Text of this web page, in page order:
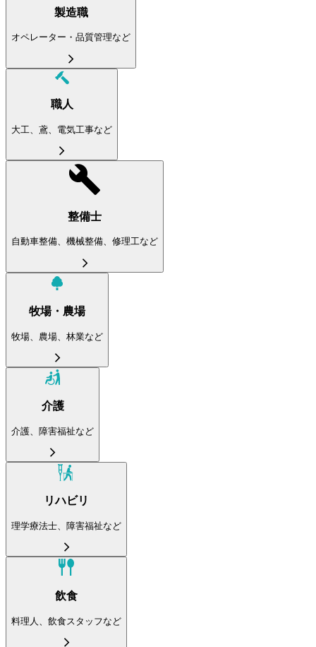
製造職
オペレーター・品質管理など
職人
大工、鳶、電気工事など
整備士
自動車整備、機械整備、修理工など
牧場・農場
牧場、農場、林業など
介護
介護、障害福祉など
リハビリ
理学療法士、障害福祉など
飲食
料理人、飲食スタッフなど